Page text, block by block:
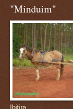
"Minduim"
Ibitira